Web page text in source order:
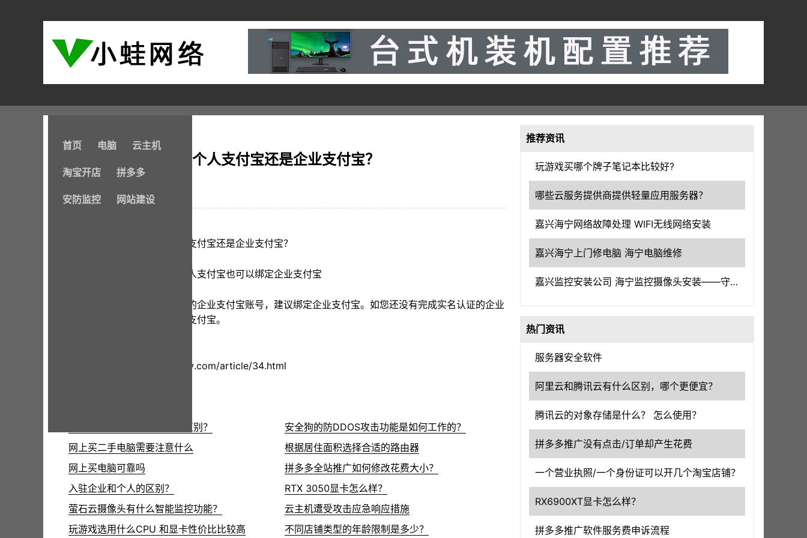
首页 电脑 云主机
淘宝开店 拼多多
安防监控 网站建设
个体工商户应该绑定个人支付宝还是企业支付宝？
2024-07-28
个体工商户应该绑定个人支付宝还是企业支付宝？
个体工商户即可以绑定个人支付宝也可以绑定企业支付宝
如您已经有完成实名认证的企业支付宝账号，建议绑定企业支付宝。如您还没有完成实名认证的企业
支付宝账号，建议您绑定个人支付宝。
https://www.nnzv.com/article/34.html
个人开店和企业开店有什么区别？
安全狗的防DDOS攻击功能是如何工作的？
网上买二手电脑需要注意什么
根据居住面积选择合适的路由器
网上买电脑可靠吗
拼多多全站推广如何修改花费大小？
入驻企业和个人的区别？
RTX 3050显卡怎么样？
萤石云摄像头有什么智能监控功能？
云主机遭受攻击应急响应措施
玩游戏选用什么CPU 和显卡性价比比较高
不同店铺类型的年龄限制是多少？
推荐资讯
玩游戏买哪个牌子笔记本比较好?
哪些云服务提供商提供轻量应用服务器？
嘉兴海宁网络故障处理 WIFI无线网络安装
嘉兴海宁上门修电脑 海宁电脑维修
嘉兴监控安装公司 海宁监控摄像头安装——守护嘉兴，洞察一切
热门资讯
服务器安全软件
阿里云和腾讯云有什么区别，哪个更便宜？
腾讯云的对象存储是什么？ 怎么使用？
拼多多推广没有点击/订单却产生花费
一个营业执照/一个身份证可以开几个淘宝店铺？
RX6900XT显卡怎么样？
拼多多推广软件服务费申诉流程